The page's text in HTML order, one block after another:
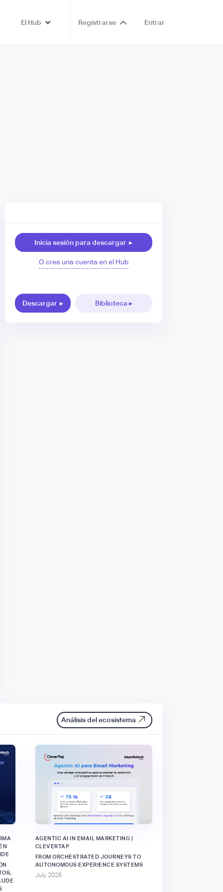
El Hub Registrarse Entrar
Inicia sesión para descargar ▸
O crea una cuenta en el Hub
Descargar ▸ Biblioteca ▸
Análisis del ecosistema
AGENTIC AI IN EMAIL MARKETING |
CLEVERTAP
FROM ORCHESTRATED JOURNEYS TO
AUTONOMOUS EXPERIENCE SYSTEMS
July 2026